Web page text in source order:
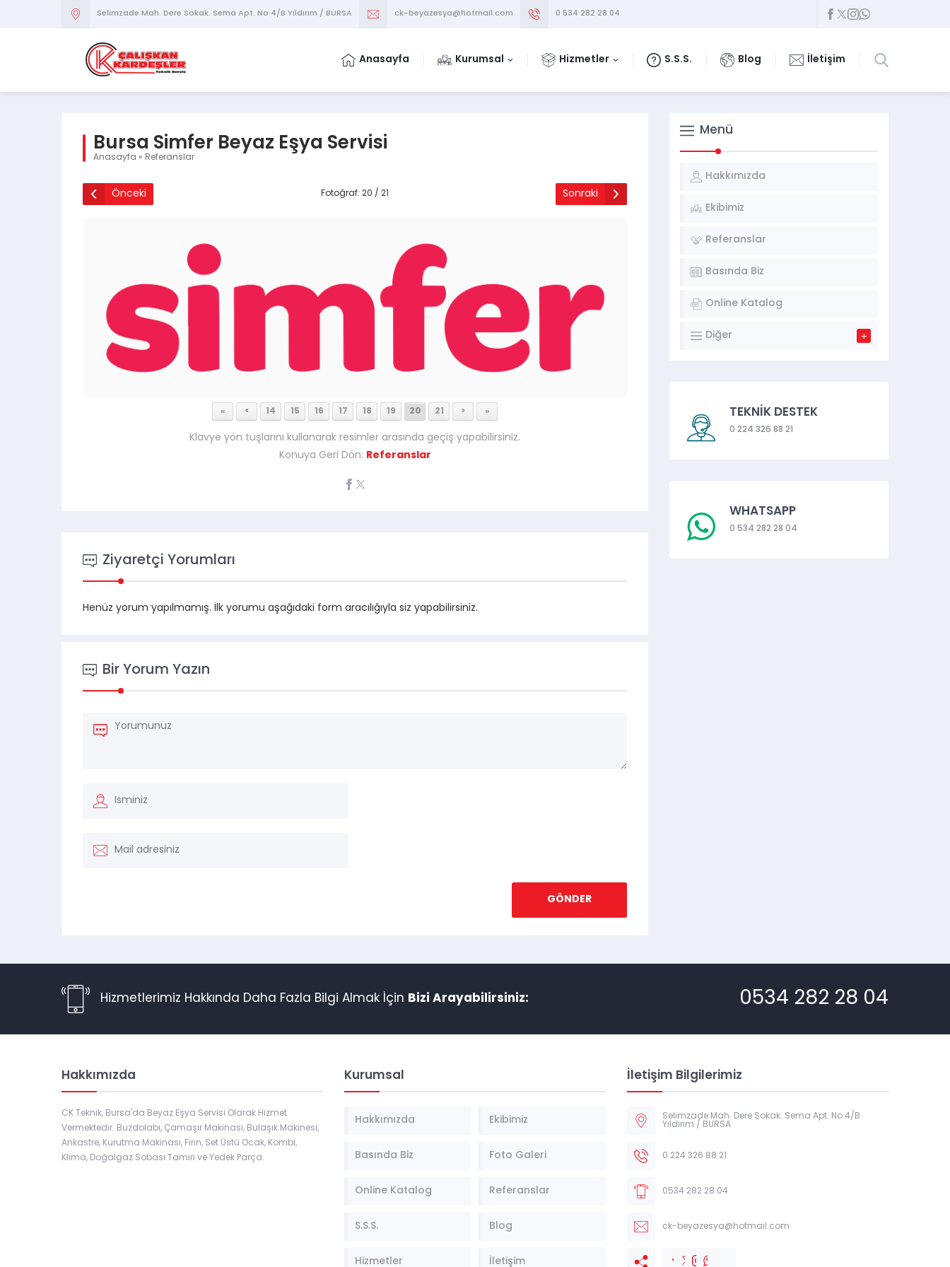
Selimzade Mah. Dere Sokak. Sema Apt. No 4/B Yıldırım / BURSA ck-beyazesya@hotmail.com 0 534 282 28 04
Anasayfa Kurumsal Hizmetler S.S.S. Blog İletişim
Bursa Simfer Beyaz Eşya Servisi
Anasayfa » Referanslar
Önceki Fotoğraf: 20 / 21 Sonraki
« < 14 15 16 17 18 19 20 21 > »
Klavye yön tuşlarını kullanarak resimler arasında geçiş yapabilirsiniz.
Konuya Geri Dön: Referanslar
Ziyaretçi Yorumları
Henüz yorum yapılmamış. İlk yorumu aşağıdaki form aracılığıyla siz yapabilirsiniz.
Bir Yorum Yazın
Menü
Hakkımızda
Ekibimiz
Referanslar
Basında Biz
Online Katalog
Diğer
TEKNİK DESTEK
0 224 326 88 21
WHATSAPP
0 534 282 28 04
Hizmetlerimiz Hakkında Daha Fazla Bilgi Almak İçin Bizi Arayabilirsiniz: 0534 282 28 04
Hakkımızda
CK Teknik, Bursa'da Beyaz Eşya Servisi Olarak Hizmet
Vermektedir. Buzdolabı, Çamaşır Makinası, Bulaşık Makinesi,
Ankastre, Kurutma Makinası, Fırın, Set Üstü Ocak, Kombi,
Klima, Doğalgaz Sobası Tamiri ve Yedek Parça.
Kurumsal
Hakkımızda Ekibimiz
Basında Biz Foto Galeri
Online Katalog Referanslar
S.S.S. Blog
Hizmetler İletişim
İletişim Bilgilerimiz
Selimzade Mah. Dere Sokak. Sema Apt. No 4/B
Yıldırım / BURSA
0 224 326 88 21
0534 282 28 04
ck-beyazesya@hotmail.com
Müşteri Temsilcisi